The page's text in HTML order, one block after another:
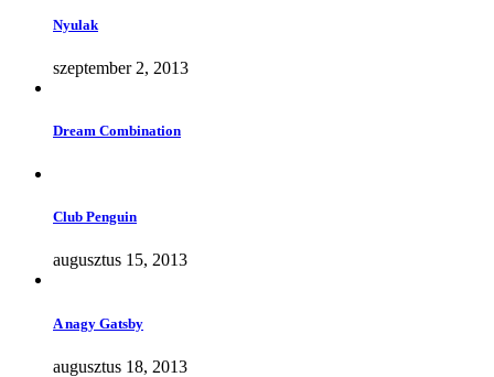
Nyulak
szeptember 2, 2013
Dream Combination
Club Penguin
augusztus 15, 2013
A nagy Gatsby
augusztus 18, 2013